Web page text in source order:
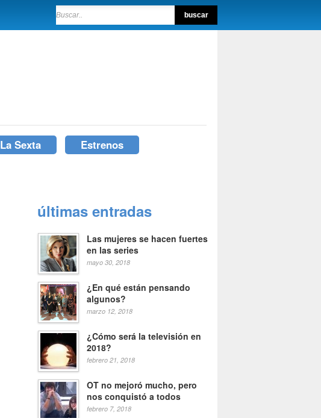
La Sexta Estrenos
últimas entradas
Las mujeres se hacen fuertes
en las series
mayo 30, 2018
¿En qué están pensando
algunos?
marzo 12, 2018
¿Cómo será la televisión en
2018?
febrero 21, 2018
OT no mejoró mucho, pero
nos conquistó a todos
febrero 7, 2018